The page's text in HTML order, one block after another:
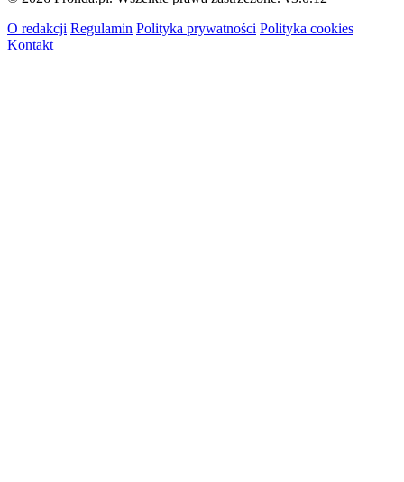
O redakcji Regulamin Polityka prywatności Polityka cookies
Kontakt